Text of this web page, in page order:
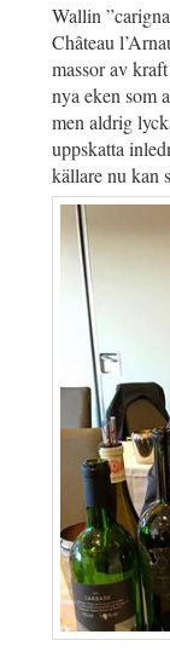
Wallin
Château
massor av
nya eken som
men aldrig
uppskatta
källare nu kan